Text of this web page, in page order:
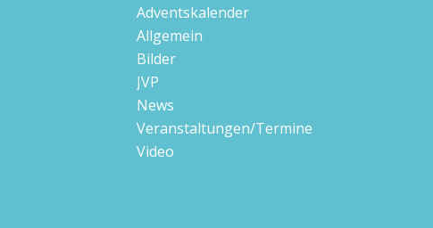
Adventskalender
Allgemein
Bilder
JVP
News
Veranstaltungen/Termine
Video